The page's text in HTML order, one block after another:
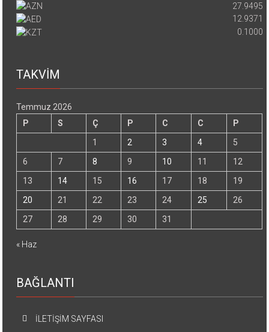
27.9495
12.9371
0.1000
TAKVİM
Temmuz 2026
P
S Ç P C C
P
1
2 3 4
5
6
7 8 9 10 11
12
13
14 15 16 17 18
19
20
21 22 23 24 25
26
27
28 29 30 31
« Haz
BAĞLANTI
İLETİŞİM SAYFASI